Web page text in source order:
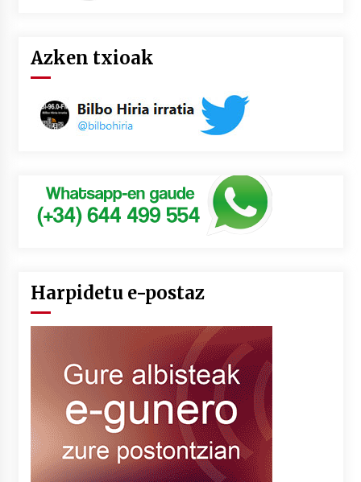
Azken txioak
Harpidetu e-postaz